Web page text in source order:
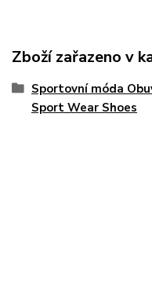
Zboží zařazeno v
Sportovní móda
Sport Wear Shoes